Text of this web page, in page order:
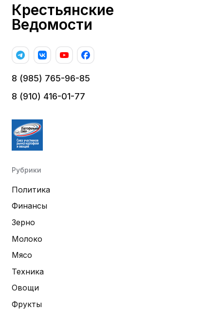
Крестьянские
Ведомости
8 (985) 765-96-85
8 (910) 416-01-77
Рубрики
Политика
Финансы
Зерно
Молоко
Мясо
Техника
Овощи
Фрукты